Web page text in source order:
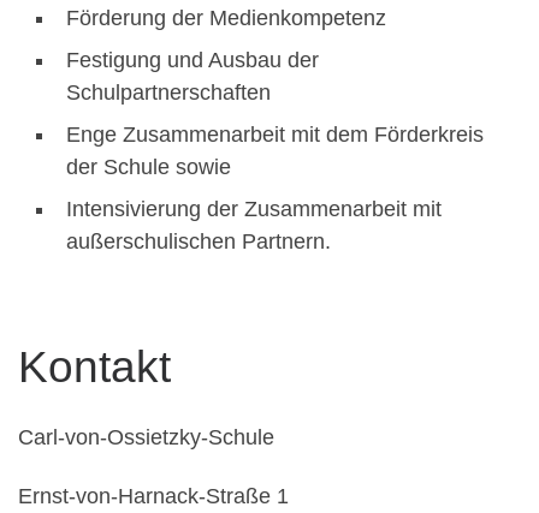
Förderung der Medienkompetenz
Festigung und Ausbau der
Schulpartnerschaften
Enge Zusammenarbeit mit dem Förderkreis
der Schule sowie
Intensivierung der Zusammenarbeit mit
außerschulischen Partnern.
Kontakt
Carl-von-Ossietzky-Schule
Ernst-von-Harnack-Straße 1